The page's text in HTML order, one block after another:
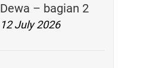
Dewa – bagian 2
12 July 2026